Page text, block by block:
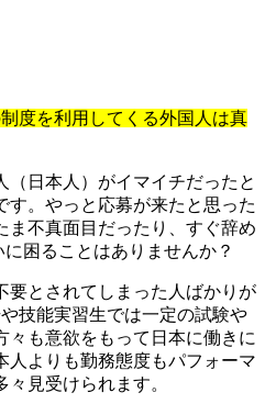
度を利用してくる外国人は真
（日本人）がイマイチだったと
す。やっと応募が来たと思った
ま不真面目だったり、すぐ辞め
困ることはありませんか？
要とされてしまった人ばかりが
技能実習生では一定の試験や
々も意欲をもって日本に働きに
人よりも勤務態度もパフォーマ
見受けられます。